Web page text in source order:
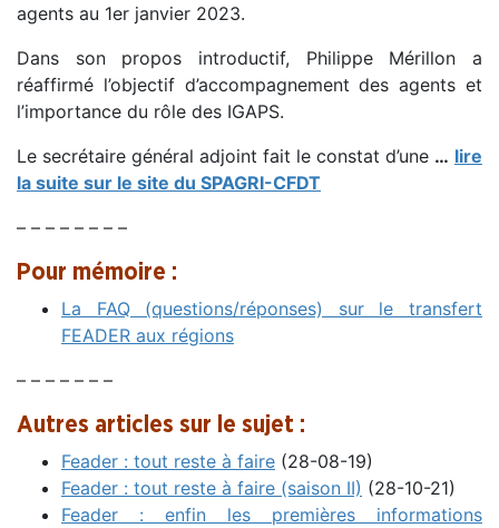
agents au 1er janvier 2023.
Dans son propos introductif, Philippe Mérillon a
réaffirmé l’objectif d’accompagnement des agents et
l’importance du rôle des IGAPS.
Le secrétaire général adjoint fait le constat d’une … lire
la suite sur le site du SPAGRI-CFDT
– – – – – – – –
Pour mémoire :
La FAQ (questions/réponses) sur le transfert
FEADER aux régions
– – – – – – –
Autres articles sur le sujet :
Feader : tout reste à faire (28-08-19)
Feader : tout reste à faire (saison II) (28-10-21)
Feader : enfin les premières informations